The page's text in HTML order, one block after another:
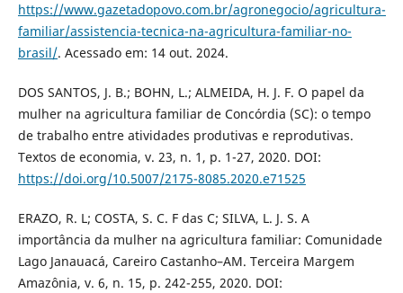
https://www.gazetadopovo.com.br/agronegocio/agricultura-
familiar/assistencia-tecnica-na-agricultura-familiar-no-
brasil/. Acessado em: 14 out. 2024.
DOS SANTOS, J. B.; BOHN, L.; ALMEIDA, H. J. F. O papel da
mulher na agricultura familiar de Concórdia (SC): o tempo
de trabalho entre atividades produtivas e reprodutivas.
Textos de economia, v. 23, n. 1, p. 1-27, 2020. DOI:
https://doi.org/10.5007/2175-8085.2020.e71525
ERAZO, R. L; COSTA, S. C. F das C; SILVA, L. J. S. A
importância da mulher na agricultura familiar: Comunidade
Lago Janauacá, Careiro Castanho–AM. Terceira Margem
Amazônia, v. 6, n. 15, p. 242-255, 2020. DOI: